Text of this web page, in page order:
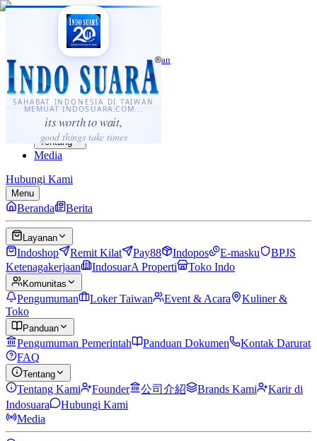
SAHABAT INDONESIA DI TAIWAN
MEMUAT INDOSUARA.COM...
its worth to wait,
good things take times
·...
⌘K
Sahabat Indonesia di Taiwan
Berita
Layanan
Komunitas
Panduan
Tentang
Media
Hubungi Kami
Menu
Beranda Berita
Layanan
Indoshop Remit Kilat Pay88 Indopos E-masku
BPJS
Ketenagakerjaan
IndosuarA Properti Toko Indo
Komunitas
Pengumuman Loker Taiwan Event & Acara
Kuliner &
Toko
Panduan
Pengumuman Pemerintah Panduan Dokumen
Kontak Darurat
FAQ
Tentang
Tentang Kami Founder 公司介紹 Brands Kami
Karir di
Indosuara
Hubungi Kami
Media